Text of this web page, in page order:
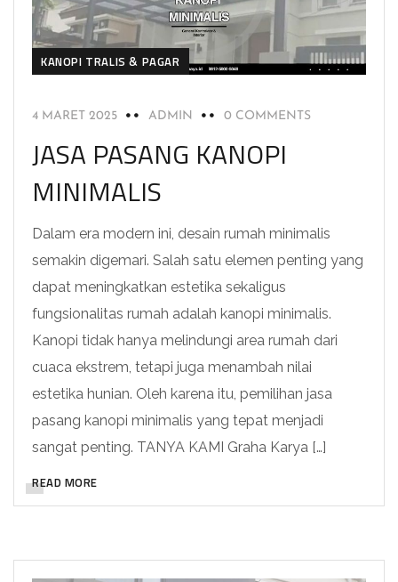
KANOPI TRALIS & PAGAR
4 MARET 2025 ADMIN 0 COMMENTS
JASA PASANG KANOPI
MINIMALIS
Dalam era modern ini, desain rumah minimalis
semakin digemari. Salah satu elemen penting yang
dapat meningkatkan estetika sekaligus
fungsionalitas rumah adalah kanopi minimalis.
Kanopi tidak hanya melindungi area rumah dari
cuaca ekstrem, tetapi juga menambah nilai
estetika hunian. Oleh karena itu, pemilihan jasa
pasang kanopi minimalis yang tepat menjadi
sangat penting. TANYA KAMI Graha Karya […]
READ MORE